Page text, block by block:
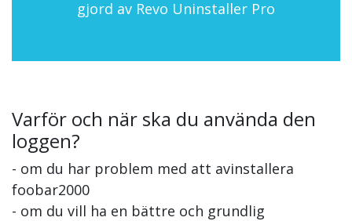
gjord av Revo Uninstaller Pro
Varför och när ska du använda den
loggen?
- om du har problem med att avinstallera
foobar2000
- om du vill ha en bättre och grundlig